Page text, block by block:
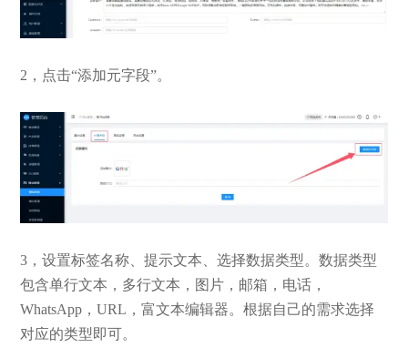
2，点击“添加元字段”。
3，设置标签名称、提示文本、选择数据类型。数据类型
包含单行文本，多行文本，图片，邮箱，电话，
WhatsApp，URL，富文本编辑器。根据自己的需求选择
对应的类型即可。